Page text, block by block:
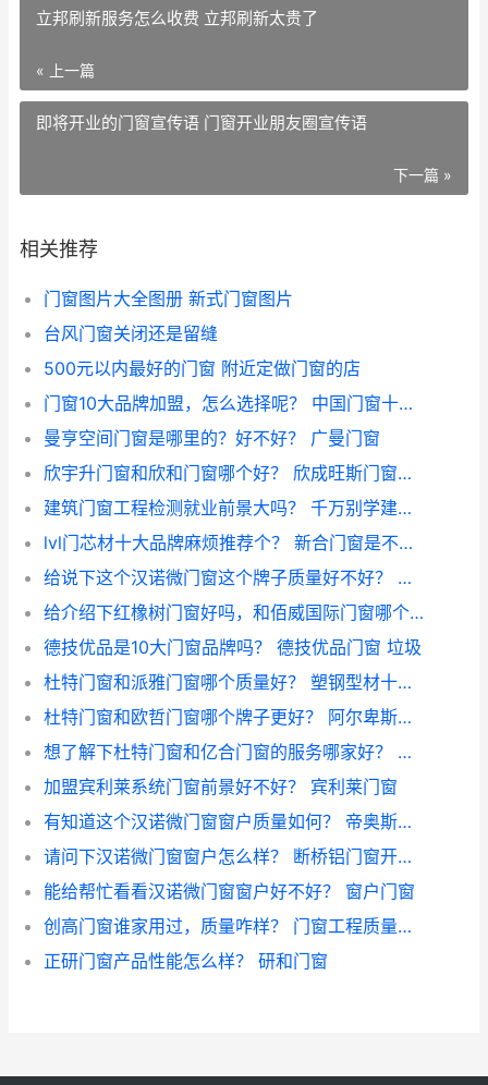
立邦刷新服务怎么收费 立邦刷新太贵了
« 上一篇
即将开业的门窗宣传语 门窗开业朋友圈宣传语
下一篇 »
相关推荐
门窗图片大全图册 新式门窗图片
台风门窗关闭还是留缝
500元以内最好的门窗 附近定做门窗的店
门窗10大品牌加盟，怎么选择呢？ 中国门窗十大品牌排名
曼亨空间门窗是哪里的？好不好？ 广曼门窗
欣宇升门窗和欣和门窗哪个好？ 欣成旺斯门窗质量如何
建筑门窗工程检测就业前景大吗？ 千万别学建筑工程技术
lvl门芯材十大品牌麻烦推荐个？ 新合门窗是不是品牌
给说下这个汉诺微门窗这个牌子质量好不好？ 汉诺微门窗是品牌吗
给介绍下红橡树门窗好吗，和佰威国际门窗哪个好？ 佰威国际门窗排名第几
德技优品是10大门窗品牌吗？ 德技优品门窗 垃圾
杜特门窗和派雅门窗哪个质量好？ 塑钢型材十大品牌
杜特门窗和欧哲门窗哪个牌子更好？ 阿尔卑斯门窗价格贵吗
想了解下杜特门窗和亿合门窗的服务哪家好？ 好时光门窗是不是品牌
加盟宾利莱系统门窗前景好不好？ 宾利莱门窗
有知道这个汉诺微门窗窗户质量如何？ 帝奥斯门窗质量怎么样
请问下汉诺微门窗窗户怎么样？ 断桥铝门窗开窗户图集
能给帮忙看看汉诺微门窗窗户好不好？ 窗户门窗
创高门窗谁家用过，质量咋样？ 门窗工程质量验收规范
正研门窗产品性能怎么样？ 研和门窗